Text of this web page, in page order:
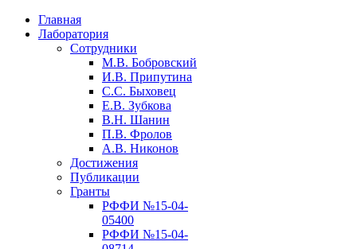
Главная
Лаборатория
Сотрудники
М.В. Бобровский
И.В. Припутина
С.С. Быховец
Е.В. Зубкова
В.Н. Шанин
П.В. Фролов
А.В. Никонов
Достижения
Публикации
Гранты
РФФИ №15-04-
05400
РФФИ №15-04-